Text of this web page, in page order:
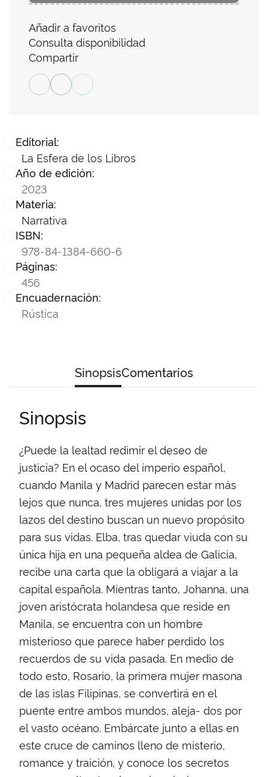
Editorial:
La Esfera de los Libros
Año de edición:
2023
Materia:
Narrativa
ISBN:
978-84-1384-660-6
Páginas:
456
Encuadernación:
Rústica
Añadir a favoritos
Consulta disponibilidad
Compartir
SinopsisComentarios
Sinopsis
¿Puede la lealtad redimir el deseo de
justicia? En el ocaso del imperio español,
cuando Manila y Madrid parecen estar más
lejos que nunca, tres mujeres unidas por los
lazos del destino buscan un nuevo propósito
para sus vidas. Elba, tras quedar viuda con su
única hija en una pequeña aldea de Galicia,
recibe una carta que la obligará a viajar a la
capital española. Mientras tanto, Johanna, una
joven aristócrata holandesa que reside en
Manila, se encuentra con un hombre
misterioso que parece haber perdido los
recuerdos de su vida pasada. En medio de
todo esto, Rosario, la primera mujer masona
de las islas Filipinas, se convertirá en el
puente entre ambos mundos, aleja- dos por
el vasto océano. Embárcate junto a ellas en
este cruce de caminos lleno de misterio,
romance y traición, y conoce los secretos